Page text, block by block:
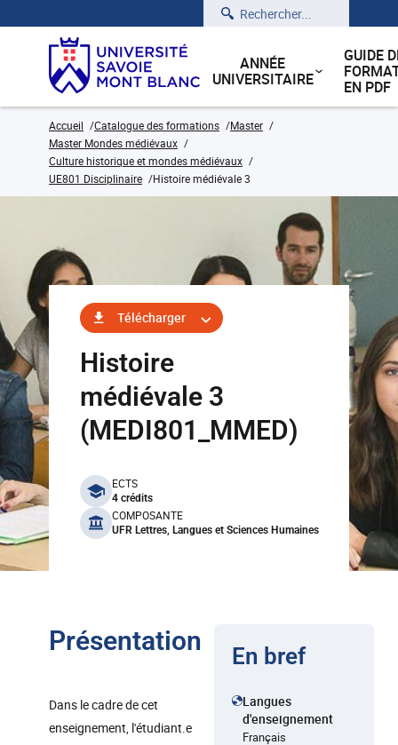
Rechercher
ANNÉE
UNIVERSITAIRE
GUIDE
EN PDF
Accueil Catalogue des formations
Master
Master Mondes médiévaux
Culture historique et mondes médiévaux
UE801 Disciplinaire
Histoire médiévale 3
Télécharger
Histoire
médiévale 3
(MEDI801_MMED)
benefits
ECTS
4 crédits
COMPOSANTE
UFR Lettres, Langues et Sciences Humaines
Présentation
Dans le cadre de cet
enseignement, l'étudiant.e
En bref
Langues
d'enseignement
Français